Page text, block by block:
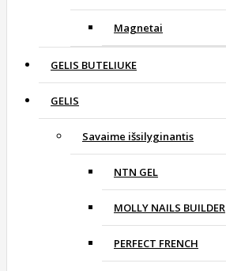
Magnetai
GELIS BUTELIUKE
GELIS
Savaime išsilyginantis
NTN GEL
MOLLY NAILS BUILDER
PERFECT FRENCH